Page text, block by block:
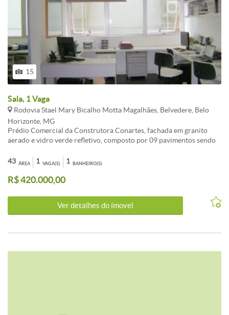
15
Sala, 1 Vaga
Rodovia Stael Mary Bicalho Motta Magalhães, Belvedere, Belo
Horizonte, MG
Prédio Comercial da Construtora Conartes, fachada em granito
aerado e vidro verde refletivo, composto por 09 pavimentos sendo
salas ou andares corridos, portaria 24h, 02 elevadores codificados,
hall em granito, estacionamento rotativo no prédio. 02 salas juntas
muito bem montadas com teto rebaixado, projeto de iluminação,
granito e vidrotil! 01vaga livre e demarcada(11).
ÁREA
43 VAGA(S)
1 BANHEIRO(S)
1
R$ 420.000,00
Ver detalhes do ímovel